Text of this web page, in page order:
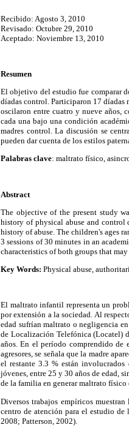
Recibido: Agosto 3, 2010
Revisado: Octubre 29, 2010
Aceptado: Noviembre 13, 2010
Resumen
El objetivo del estudio fue comparar
díadas control. Participaron 17
oscilaron entre cuatro y nueve años,
cada una bajo una condición
madres control. La discusión se
pueden dar cuenta de los estilos
Palabras clave: maltrato físico,
Abstract
The objective of the present study
history of physical abuse and control
history of abuse. The children's ages
3 sessions of 30 minutes in an
characteristics of both groups that
Key Words: Physical abuse,
El maltrato infantil representa un
por extensión a la sociedad. Al
edad sufrían maltrato o negligencia
de Localización Telefónica (Locatel)
años. En el período comprendido de
agresores, se señala que la madre
el restante 3.3 % están involucrados
jóvenes, entre 25 y 30 años de edad,
de la familia en generar maltrato físico
Diversos trabajos empíricos
centro de atención para el estudio
2008; Patterson, 2002).